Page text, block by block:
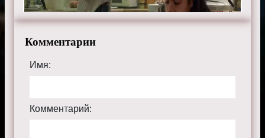
Комментарии
Имя:
Комментарий: